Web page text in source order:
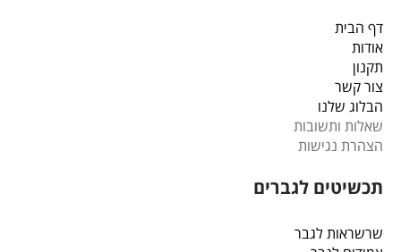
דף הבית
אודות
תקנון
צור קשר
הבלוג שלנו
שאלות ותשובות
הצהרת נגישות
תכשיטים לגברים
שרשראות לגבר